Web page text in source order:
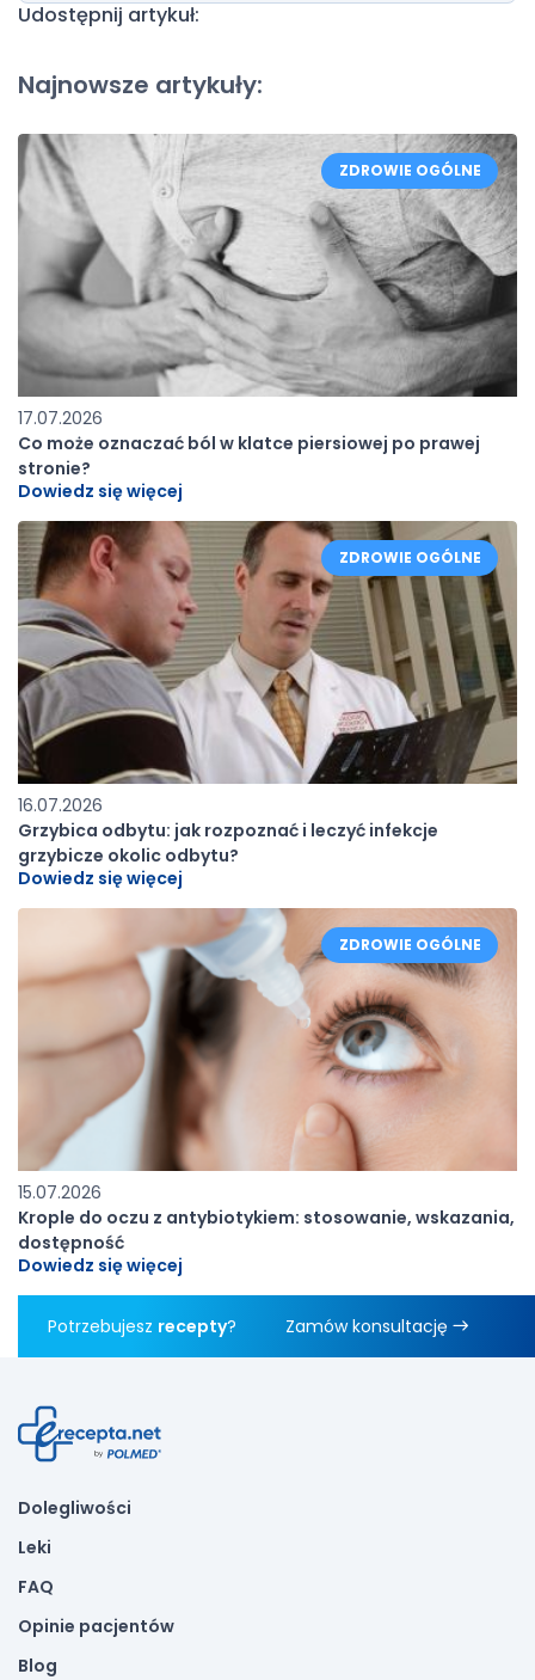
Udostępnij artykuł:
Najnowsze artykuły:
17.07.2026
Co może oznaczać ból w klatce piersiowej po prawej
stronie?
Dowiedz się więcej
ZDROWIE OGÓLNE
16.07.2026
Grzybica odbytu: jak rozpoznać i leczyć infekcje
grzybicze okolic odbytu?
Dowiedz się więcej
ZDROWIE OGÓLNE
15.07.2026
Krople do oczu z antybiotykiem: stosowanie, wskazania,
dostępność
Dowiedz się więcej
ZDROWIE OGÓLNE
Potrzebujesz recepty? Zamów konsultację
Dolegliwości
Leki
FAQ
Opinie pacjentów
Blog